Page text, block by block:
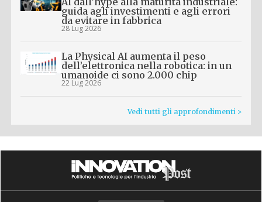
guida agli investimenti e agli errori
da evitare in fabbrica
28 Lug 2026
La Physical AI aumenta il peso
dell’elettronica nella robotica: in un
umanoide ci sono 2.000 chip
22 Lug 2026
Vedi tutti gli approfondimenti >